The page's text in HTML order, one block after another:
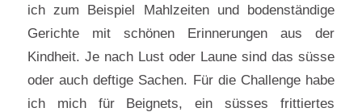
ich zum Beispiel Mahlzeiten und bodenständige
Gerichte mit schönen Erinnerungen aus der
Kindheit. Je nach Lust oder Laune sind das süsse
oder auch deftige Sachen. Für die Challenge habe
ich mich für Beignets, ein süsses frittiertes